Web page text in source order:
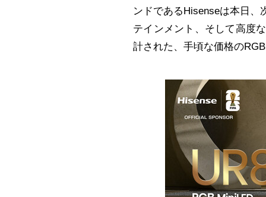
ンドであるHisenseは本日、
テインメント、そして高度
計された、手頃な価格の